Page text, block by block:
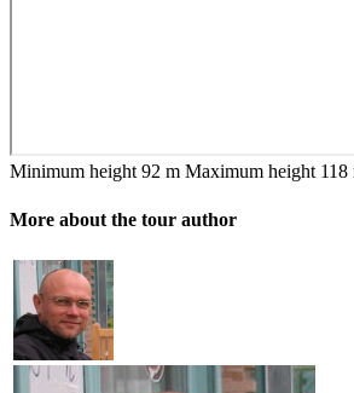
Minimum height 92 m Maximum height 118
More about the tour author